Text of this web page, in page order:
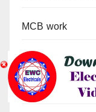
MCB work
Mccb
MCCB and MCB